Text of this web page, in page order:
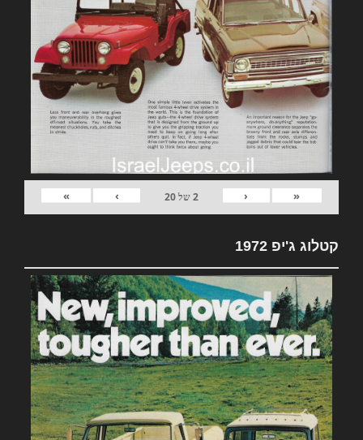
«
‹
2של20
›
»
קטלוג ג'יפ 1972